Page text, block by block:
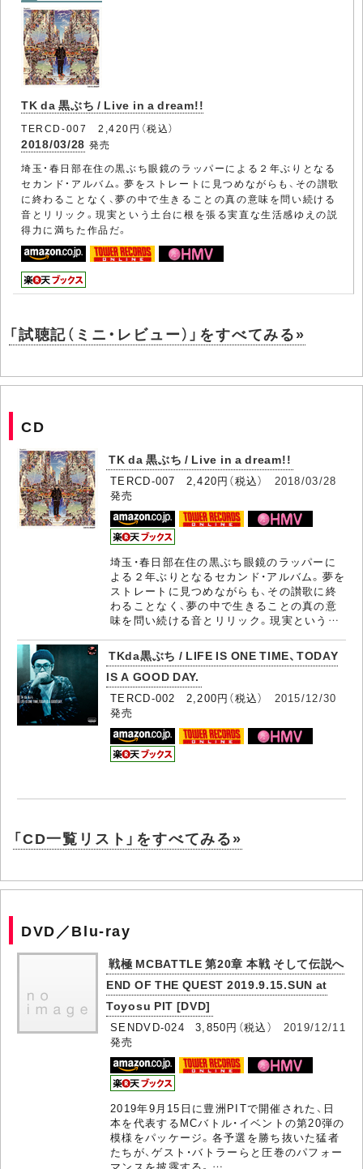
TK da 黒ぶち / Live in a dream!!
TERCD-007 2,420円（税込）
2018/03/28 発売
埼玉・春日部在住の黒ぶち眼鏡のラッパーによる２年ぶりとなる
セカンド・アルバム。夢をストレートに見つめながらも、その讃歌
に終わることなく、夢の中で生きることの真の意味を問い続ける
音とリリック。現実という土台に根を張る実直な生活感ゆえの説
得力に満ちた作品だ。
「試聴記（ミニ・レビュー）」をすべてみる»
CD
TK da 黒ぶち / Live in a dream!!
TERCD-007 2,420円（税込） 2018/03/28
発売
埼玉・春日部在住の黒ぶち眼鏡のラッパーに
よる２年ぶりとなるセカンド・アルバム。夢を
ストレートに見つめながらも、その讃歌に終
わることなく、夢の中で生きることの真の意
味を問い続ける音とリリック。現実という…
TKda黒ぶち / LIFE IS ONE TIME、TODAY
IS A GOOD DAY.
TERCD-002 2,200円（税込） 2015/12/30
発売
「CD一覧リスト」をすべてみる»
DVD／Blu-ray
戦極 MCBATTLE 第20章 本戦 そして伝説へ
END OF THE QUEST 2019.9.15.SUN at
Toyosu PIT [DVD]
SENDVD-024 3,850円（税込） 2019/12/11
発売
2019年9月15日に豊洲PITで開催された、日
本を代表するMCバトル・イベントの第20弾の
模様をパッケージ。各予選を勝ち抜いた猛者
たちが、ゲスト・バトラーらと圧巻のパフォー